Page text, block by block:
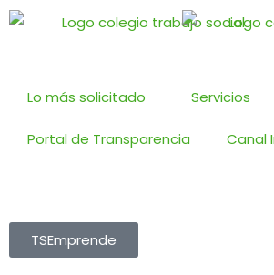
Lo más solicitado Servicios
Portal de Transparencia Canal
TSEmprende